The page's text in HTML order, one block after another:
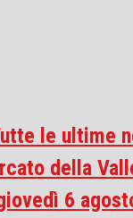
le ultime
della
6